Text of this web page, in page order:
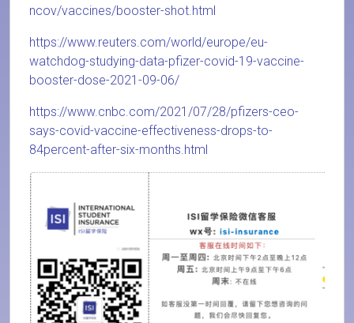
ncov/vaccines/booster-shot.html
https://www.reuters.com/world/europe/eu-
watchdog-studying-data-pfizer-covid-19-vaccine-
booster-dose-2021-09-06/
https://www.cnbc.com/2021/07/28/pfizers-ceo-
says-covid-vaccine-effectiveness-drops-to-
84percent-after-six-months.html